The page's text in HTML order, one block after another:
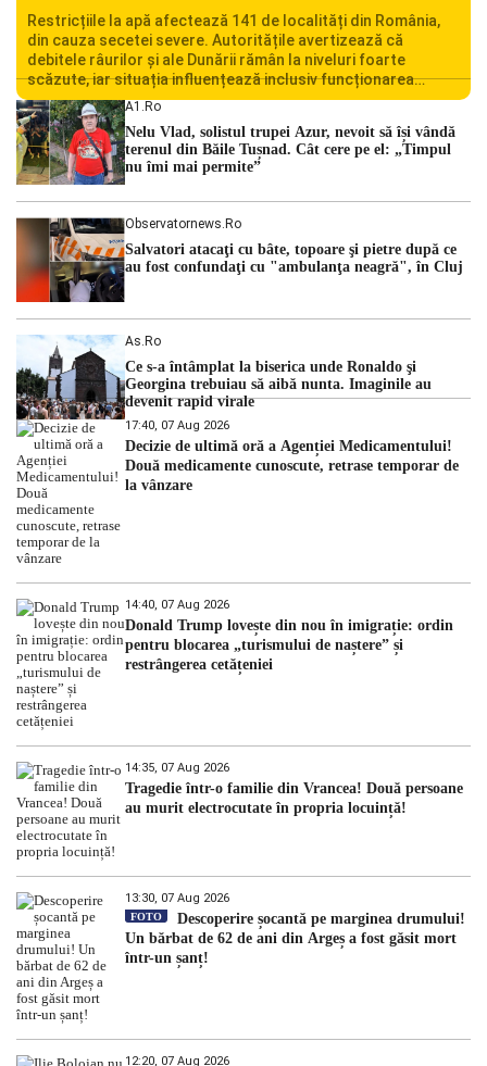
Restricțiile la apă afectează 141 de localități din România,
din cauza secetei severe. Autoritățile avertizează că
debitele râurilor și ale Dunării rămân la niveluri foarte
scăzute, iar situația influențează inclusiv funcționarea
Centralei Nucleare de la Cernavodă. România se confruntă
cu una dintre cele mai dificile perioade din punct de vedere
hidrologic din ultimii ani. Lipsa […]
A1.ro
Nelu Vlad, solistul trupei Azur, nevoit să își vândă
terenul din Băile Tușnad. Cât cere pe el: „Timpul
nu îmi mai permite”
Observatornews.ro
Salvatori atacaţi cu bâte, topoare şi pietre după ce
au fost confundaţi cu "ambulanţa neagră", în Cluj
As.ro
Ce s-a întâmplat la biserica unde Ronaldo şi
Georgina trebuiau să aibă nunta. Imaginile au
devenit rapid virale
17:40, 07 Aug 2026
Decizie de ultimă oră a Agenției Medicamentului!
Două medicamente cunoscute, retrase temporar de
la vânzare
14:40, 07 Aug 2026
Donald Trump lovește din nou în imigrație: ordin
pentru blocarea „turismului de naștere” și
restrângerea cetățeniei
14:35, 07 Aug 2026
Tragedie într-o familie din Vrancea! Două persoane
au murit electrocutate în propria locuință!
13:30, 07 Aug 2026
FOTO
Descoperire șocantă pe marginea drumului!
Un bărbat de 62 de ani din Argeș a fost găsit mort
într-un șanț!
12:20, 07 Aug 2026